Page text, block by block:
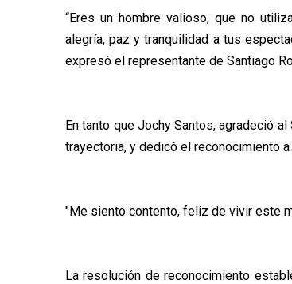
“Eres un hombre valioso, que no
alegría, paz y tranquilidad a tus
expresó el representante de Santiago
En tanto que Jochy Santos, agradeció
trayectoria, y dedicó el reconocimiento
"Me siento contento, feliz de vivir este
La resolución de reconocimiento